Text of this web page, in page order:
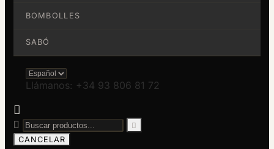
BOMBOLLES
SABÓ
Llámanos: +34 93 806 81 72



CANCELAR